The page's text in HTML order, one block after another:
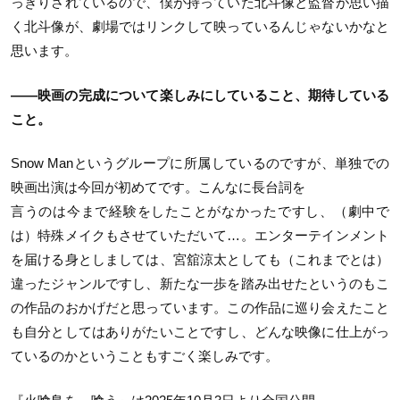
く北斗像が、劇場ではリンクして映っているんじゃないかなと
思います。
——映画の完成について楽しみにしていること、期待している
こと。
Snow Manというグループに所属しているのですが、単独での
映画出演は今回が初めてです。こんなに長台詞を
言うのは今まで経験をしたことがなかったですし、（劇中で
は）特殊メイクもさせていただいて…。エンターテインメント
を届ける身としましては、宮舘涼太としても（これまでとは）
違ったジャンルですし、新たな一歩を踏み出せたというのもこ
の作品のおかげだと思っています。この作品に巡り会えたこと
も自分としてはありがたいことですし、どんな映像に仕上がっ
ているのかということもすごく楽しみです。